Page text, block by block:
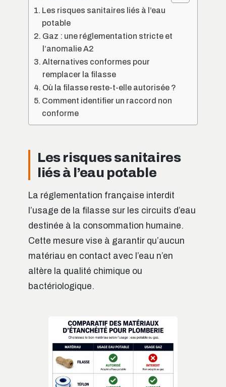
Les risques sanitaires liés à l’eau
potable
Gaz : une réglementation stricte et
l’anomalie A2
Alternatives conformes pour
remplacer la filasse
Où la filasse reste-t-elle autorisée ?
Comment identifier un raccord non
conforme
Les risques sanitaires
liés à l’eau potable
La réglementation française interdit
l’usage de la filasse sur les circuits d’eau
destinée à la consommation humaine.
Cette mesure vise à garantir qu’aucun
matériau en contact avec l’eau n’en
altère la qualité chimique ou
bactériologique.